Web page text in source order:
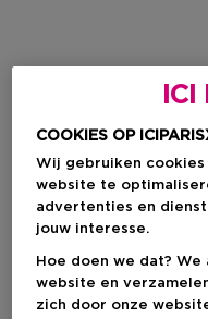
COOKIES OP
Wij gebruiken
website te
advertenties en
jouw interesse.
Hoe doen we dat?
website en
zich door onze